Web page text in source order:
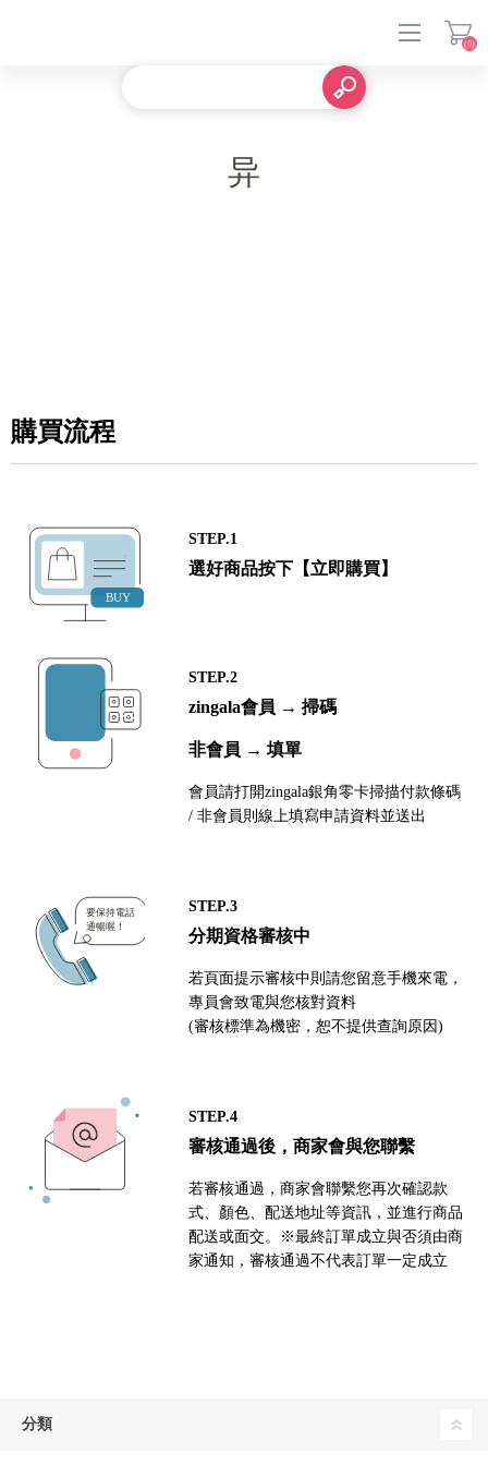
(0)
异
購買流程
STEP.1
選好商品按下【立即購買】
STEP.2
zingala會員 → 掃碼
非會員 → 填單
會員請打開zingala銀角零卡掃描付款條碼
/ 非會員則線上填寫申請資料並送出
STEP.3
分期資格審核中
若頁面提示審核中則請您留意手機來電，
專員會致電與您核對資料
(審核標準為機密，恕不提供查詢原因)
STEP.4
審核通過後，商家會與您聯繫
若審核通過，商家會聯繫您再次確認款
式、顏色、配送地址等資訊，並進行商品
配送或面交。※最終訂單成立與否須由商
家通知，審核通過不代表訂單一定成立
分類